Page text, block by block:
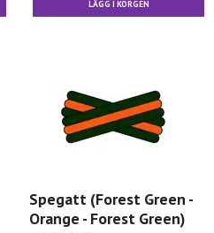
Spegatt (Forest Green -
Orange - Forest Green)